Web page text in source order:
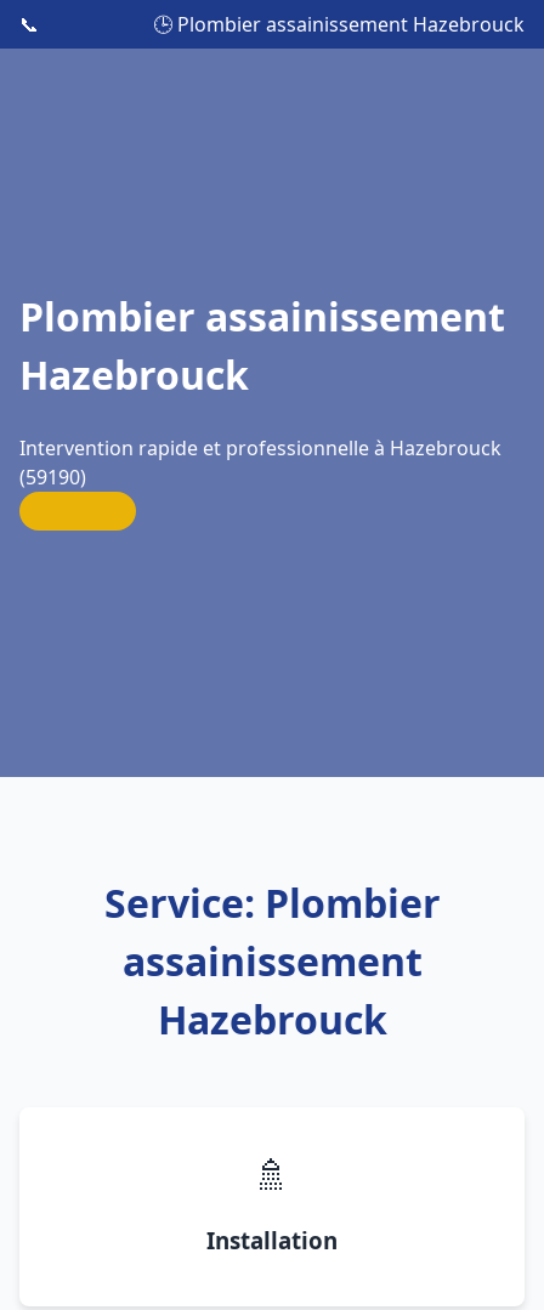
📞 🕒 Plombier assainissement Hazebrouck
Plombier assainissement
Hazebrouck
Intervention rapide et professionnelle à Hazebrouck
(59190)
Service: Plombier
assainissement
Hazebrouck
🚿
Installation